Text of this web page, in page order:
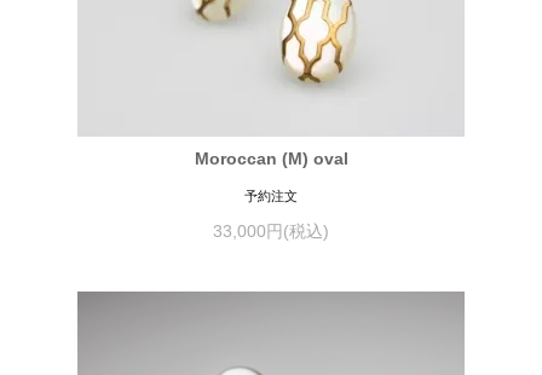
Moroccan (M) oval
予約注文
33,000円(税込)